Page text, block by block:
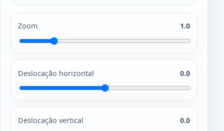
Zoom 1.0
Deslocação horizontal 0.0
Deslocação vertical 0.0